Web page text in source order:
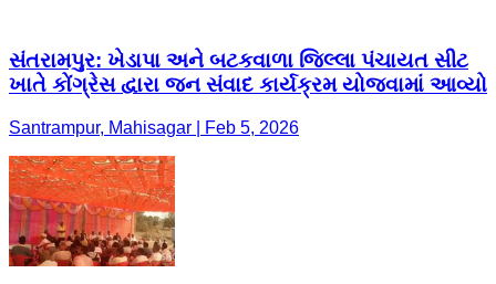
સંતરામપુર: ખેડાપા અને બટકવાળા જિલ્લા પંચાયત સીટ
ખાતે કોંગ્રેસ દ્વારા જન સંવાદ કાર્યક્રમ યોજવામાં આવ્યો
Santrampur, Mahisagar | Feb 5, 2026